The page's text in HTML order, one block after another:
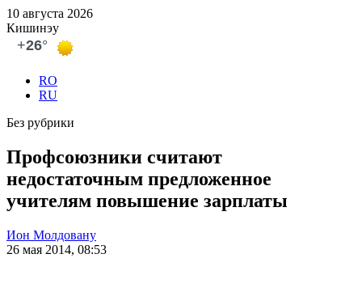
10 августа 2026
Кишинэу
RO
RU
Без рубрики
Профсоюзники считают
недостаточным предложенное
учителям повышение зарплаты
Ион Молдовану
26 мая 2014, 08:53